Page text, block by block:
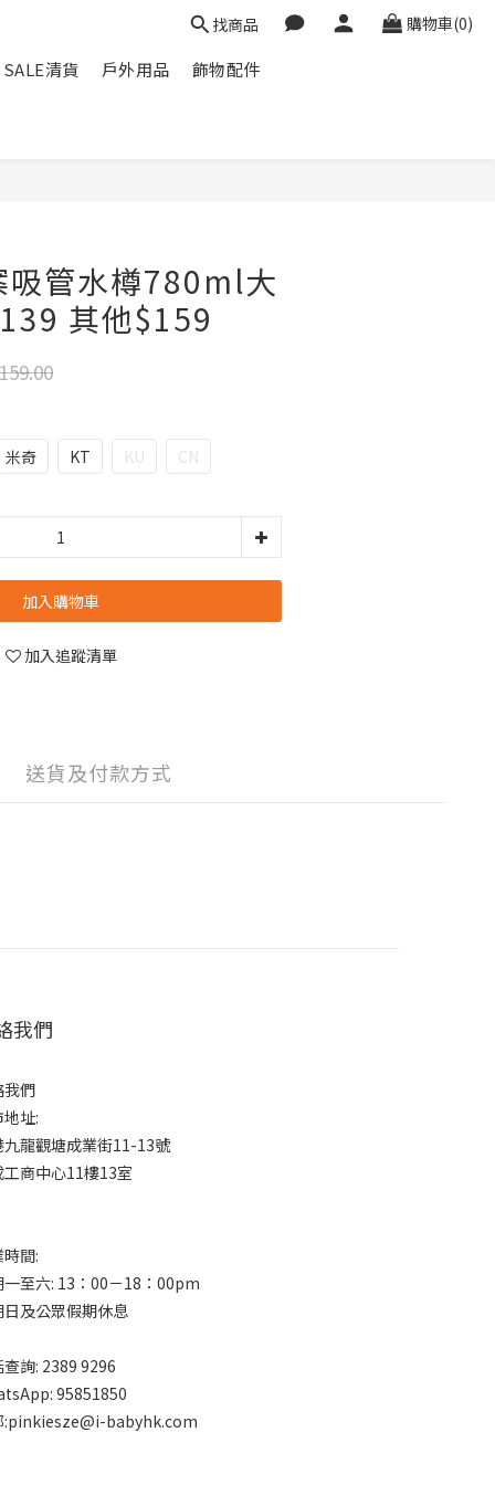
找商品 購物車(0)
SALE清貨 戶外用品
飾物配件
管水樽780ml大
其他$159
米奇 KT KU CN
加入購物車
加入追蹤清單
送貨及付款方式
我們
我們
址:
九龍觀塘成業街11-13號
工商中心11樓13室
間:
一至六: 13：00－18：00pm
日及公眾假期休息
查詢: 2389 9296
95851850
:pinkiesze@i-babyhk.com